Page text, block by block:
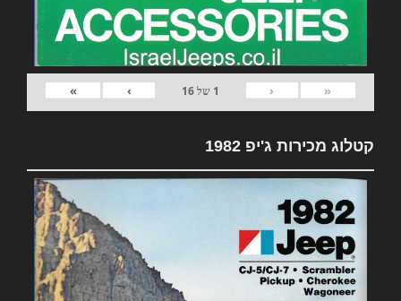
«
‹
1 של16
›
»
קטלוג מכירות ג'יפ 1982